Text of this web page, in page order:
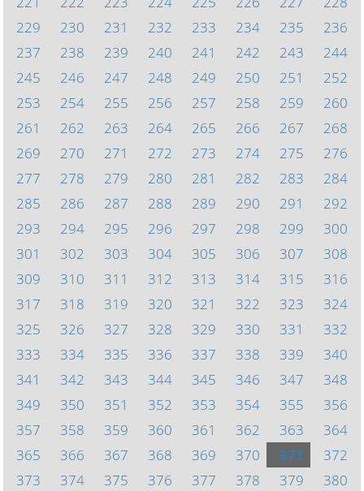
229
230 231 232 233 234 235
236
237
238 239 240 241 242 243
244
245
246 247 248 249 250 251
252
253
254 255 256 257 258 259
260
261
262 263 264 265 266 267
268
269
270 271 272 273 274 275
276
277
278 279 280 281 282 283
284
285
286 287 288 289 290 291
292
293
294 295 296 297 298 299
300
301
302 303 304 305 306 307
308
309
310 311 312 313 314 315
316
317
318 319 320 321 322 323
324
325
326 327 328 329 330 331
332
333
334 335 336 337 338 339
340
341
342 343 344 345 346 347
348
349
350 351 352 353 354 355
356
357
358 359 360 361 362 363
364
365
366 367 368 369 370 371
372
373
374 375 376 377 378 379 380